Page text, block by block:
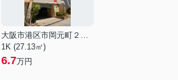
大阪市港区市岡元町２丁目
1K (27.13㎡)
6.7万円